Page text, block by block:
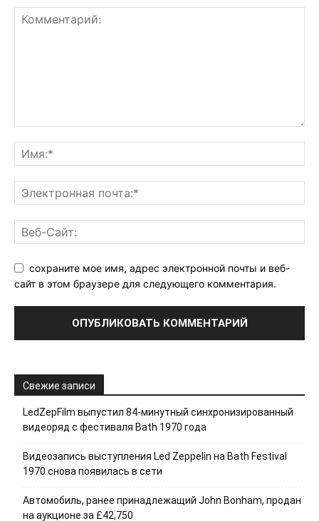
сохраните мое имя, адрес электронной почты и веб-
сайт в этом браузере для следующего комментария.
Свежие записи
LedZepFilm выпустил 84-минутный синхронизированный
видеоряд с фестиваля Bath 1970 года
Видеозапись выступления Led Zeppelin на Bath Festival
1970 снова появилась в сети
Автомобиль, ранее принадлежащий John Bonham, продан
на аукционе за £42,750